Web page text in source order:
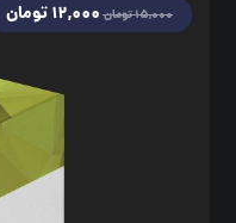
۱۵,۰۰۰تومان ۱۲,۰۰۰ تومان